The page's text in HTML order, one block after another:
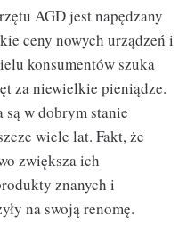
AGD jest napędzany
ceny nowych urządzeń i
konsumentów szuka
za niewielkie pieniądze.
w dobrym stanie
wiele lat. Fakt, że
zwiększa ich
znanych i
na swoją renomę.